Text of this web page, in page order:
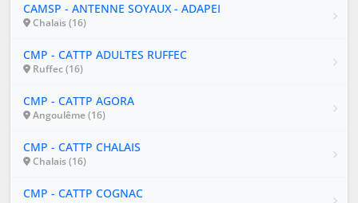
CAMSP - ANTENNE SOYAUX - ADAPEI
Chalais (16)
CMP - CATTP ADULTES RUFFEC
Ruffec (16)
CMP - CATTP AGORA
Angoulême (16)
CMP - CATTP CHALAIS
Chalais (16)
CMP - CATTP COGNAC